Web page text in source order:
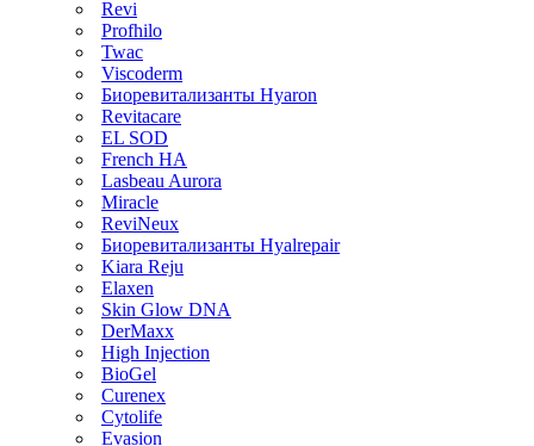
Revi
Profhilo
Twac
Viscoderm
Биоревитализанты Hyaron
Revitacare
EL SOD
French HA
Lasbeau Aurora
Miracle
ReviNeux
Биоревитализанты Hyalrepair
Kiara Reju
Elaxen
Skin Glow DNA
DerMaxx
High Injection
BioGel
Curenex
Cytolife
Evasion